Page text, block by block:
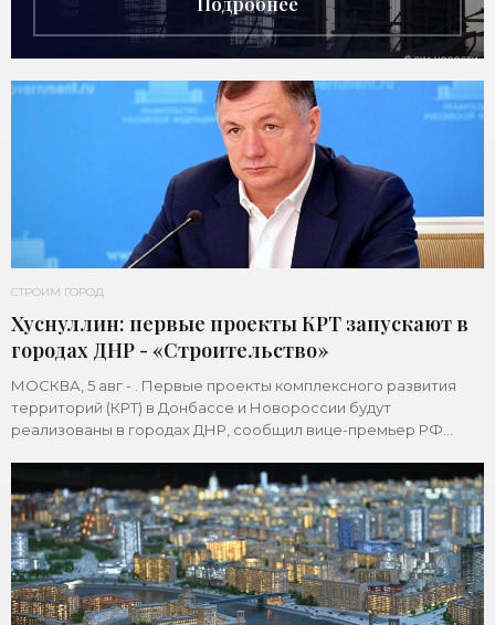
СТРОИМ ГОРОД
Хуснуллин: первые проекты КРТ запускают в
городах ДНР - «Строительство»
МОСКВА, 5 авг - . Первые проекты комплексного развития
территорий (КРТ) в Донбассе и Новороссии будут
реализованы в городах ДНР, сообщил вице-премьер РФ